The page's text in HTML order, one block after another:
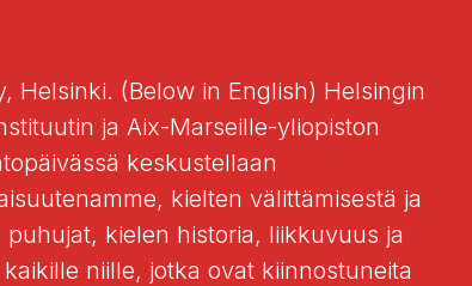
Helsinki. (Below in English) Helsingin
ja Aix-Marseille-yliopiston
keskustellaan
kielten välittämisestä ja
kielen historia, liikkuvuus ja
niille, jotka ovat kiinnostuneita